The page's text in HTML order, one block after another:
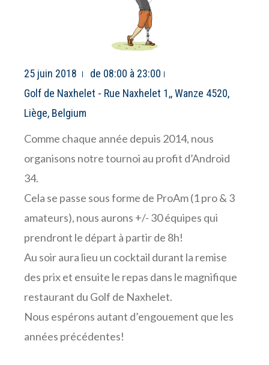
25 juin 2018
de 08:00 à 23:00
Golf de Naxhelet - Rue Naxhelet 1,, Wanze 4520,
Liège, Belgium
Comme chaque année depuis 2014, nous
organisons notre tournoi au profit d’Android
34.
Cela se passe sous forme de ProAm (1 pro & 3
amateurs), nous aurons +/- 30 équipes qui
prendront le départ à partir de 8h!
Au soir aura lieu un cocktail durant la remise
des prix et ensuite le repas dans le magnifique
restaurant du Golf de Naxhelet.
Nous espérons autant d’engouement que les
années précédentes!